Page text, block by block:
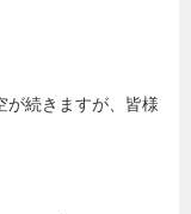
続きますが、皆様